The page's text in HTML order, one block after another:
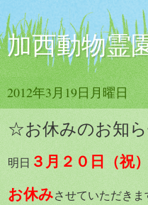
加西動物霊
2012年3月19日月曜日
☆お休みのお知
明日 ３月２０日（祝）
お休みさせていただきま